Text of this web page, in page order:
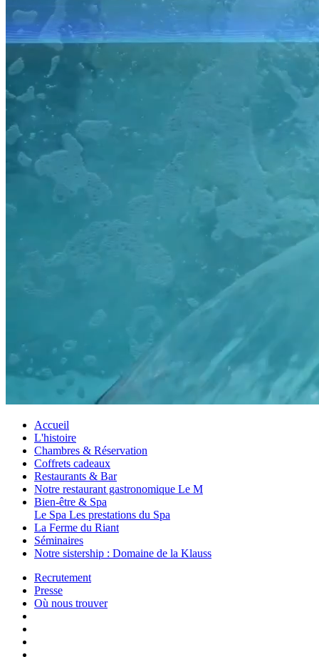
Accueil
L'histoire
Chambres & Réservation
Coffrets cadeaux
Restaurants & Bar
Notre restaurant gastronomique Le M
Bien-être & Spa
Le Spa Les prestations du Spa
La Ferme du Riant
Séminaires
Notre sistership : Domaine de la Klauss
Recrutement
Presse
Où nous trouver